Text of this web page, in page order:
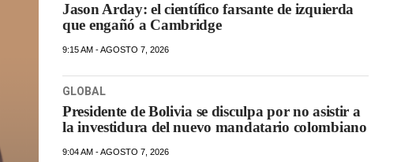
Jason Arday: el científico farsante de izquierda
que engañó a Cambridge
9:15 AM - AGOSTO 7, 2026
GLOBAL
Presidente de Bolivia se disculpa por no asistir a
la investidura del nuevo mandatario colombiano
9:04 AM - AGOSTO 7, 2026